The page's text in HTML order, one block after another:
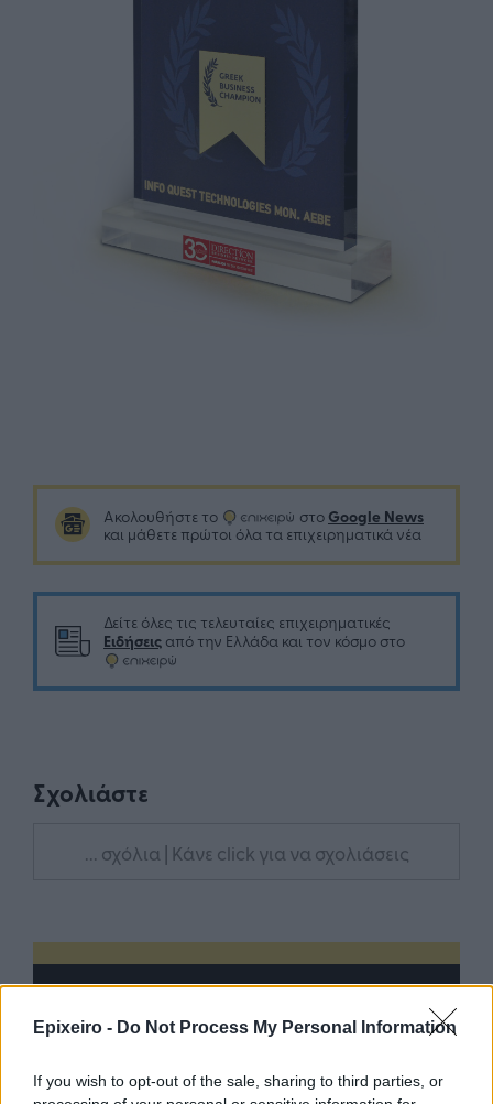
Epixeiro - Do Not Process My Personal Information
If you wish to opt-out of the sale, sharing to third parties, or
Ακολουθήστε το στο Google News
και μάθετε πρώτοι όλα τα επιχειρηματικά νέα
Δείτε όλες τις τελευταίες επιχειρηματικές
Ειδήσεις από την Ελλάδα και τον κόσμο στο
Σχολιάστε
... σχόλια | Κάνε click για να σχολιάσεις